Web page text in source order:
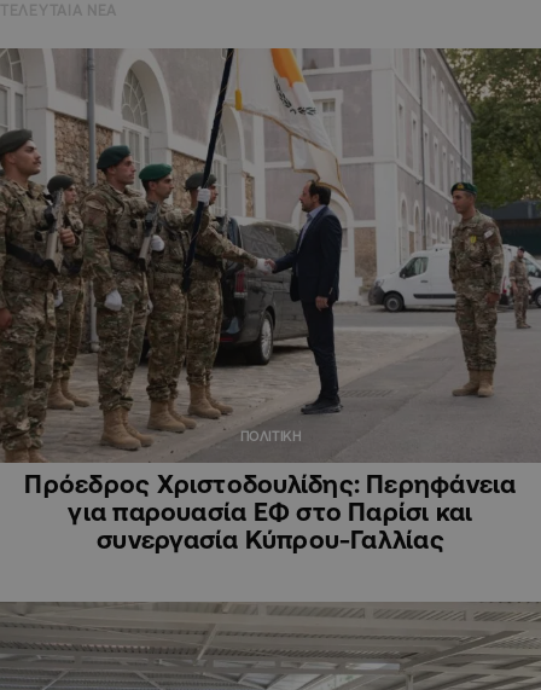
ΠΟΛΙΤΙΚΗ
Πρόεδρος Χριστοδουλίδης: Περηφάνεια
για παρουασία ΕΦ στο Παρίσι και
συνεργασία Κύπρου-Γαλλίας